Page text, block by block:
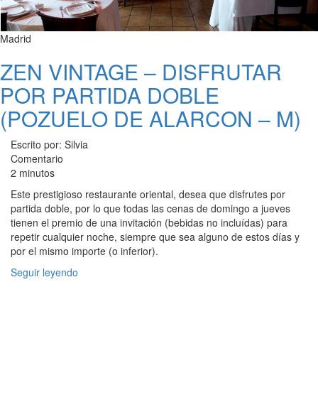
Madrid
ZEN VINTAGE – DISFRUTAR
POR PARTIDA DOBLE
(POZUELO DE ALARCON – M)
Escrito por: Silvia
Comentario
2 minutos
Este prestigioso restaurante oriental, desea que disfrutes por
partida doble, por lo que todas las cenas de domingo a jueves
tienen el premio de una invitación (bebidas no incluídas) para
repetir cualquier noche, siempre que sea alguno de estos días y
por el mismo importe (o inferior).
Seguir leyendo